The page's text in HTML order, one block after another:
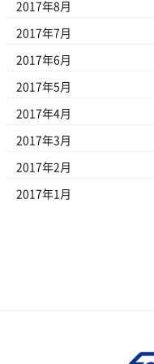
2017年8月
2017年7月
2017年6月
2017年5月
2017年4月
2017年3月
2017年2月
2017年1月